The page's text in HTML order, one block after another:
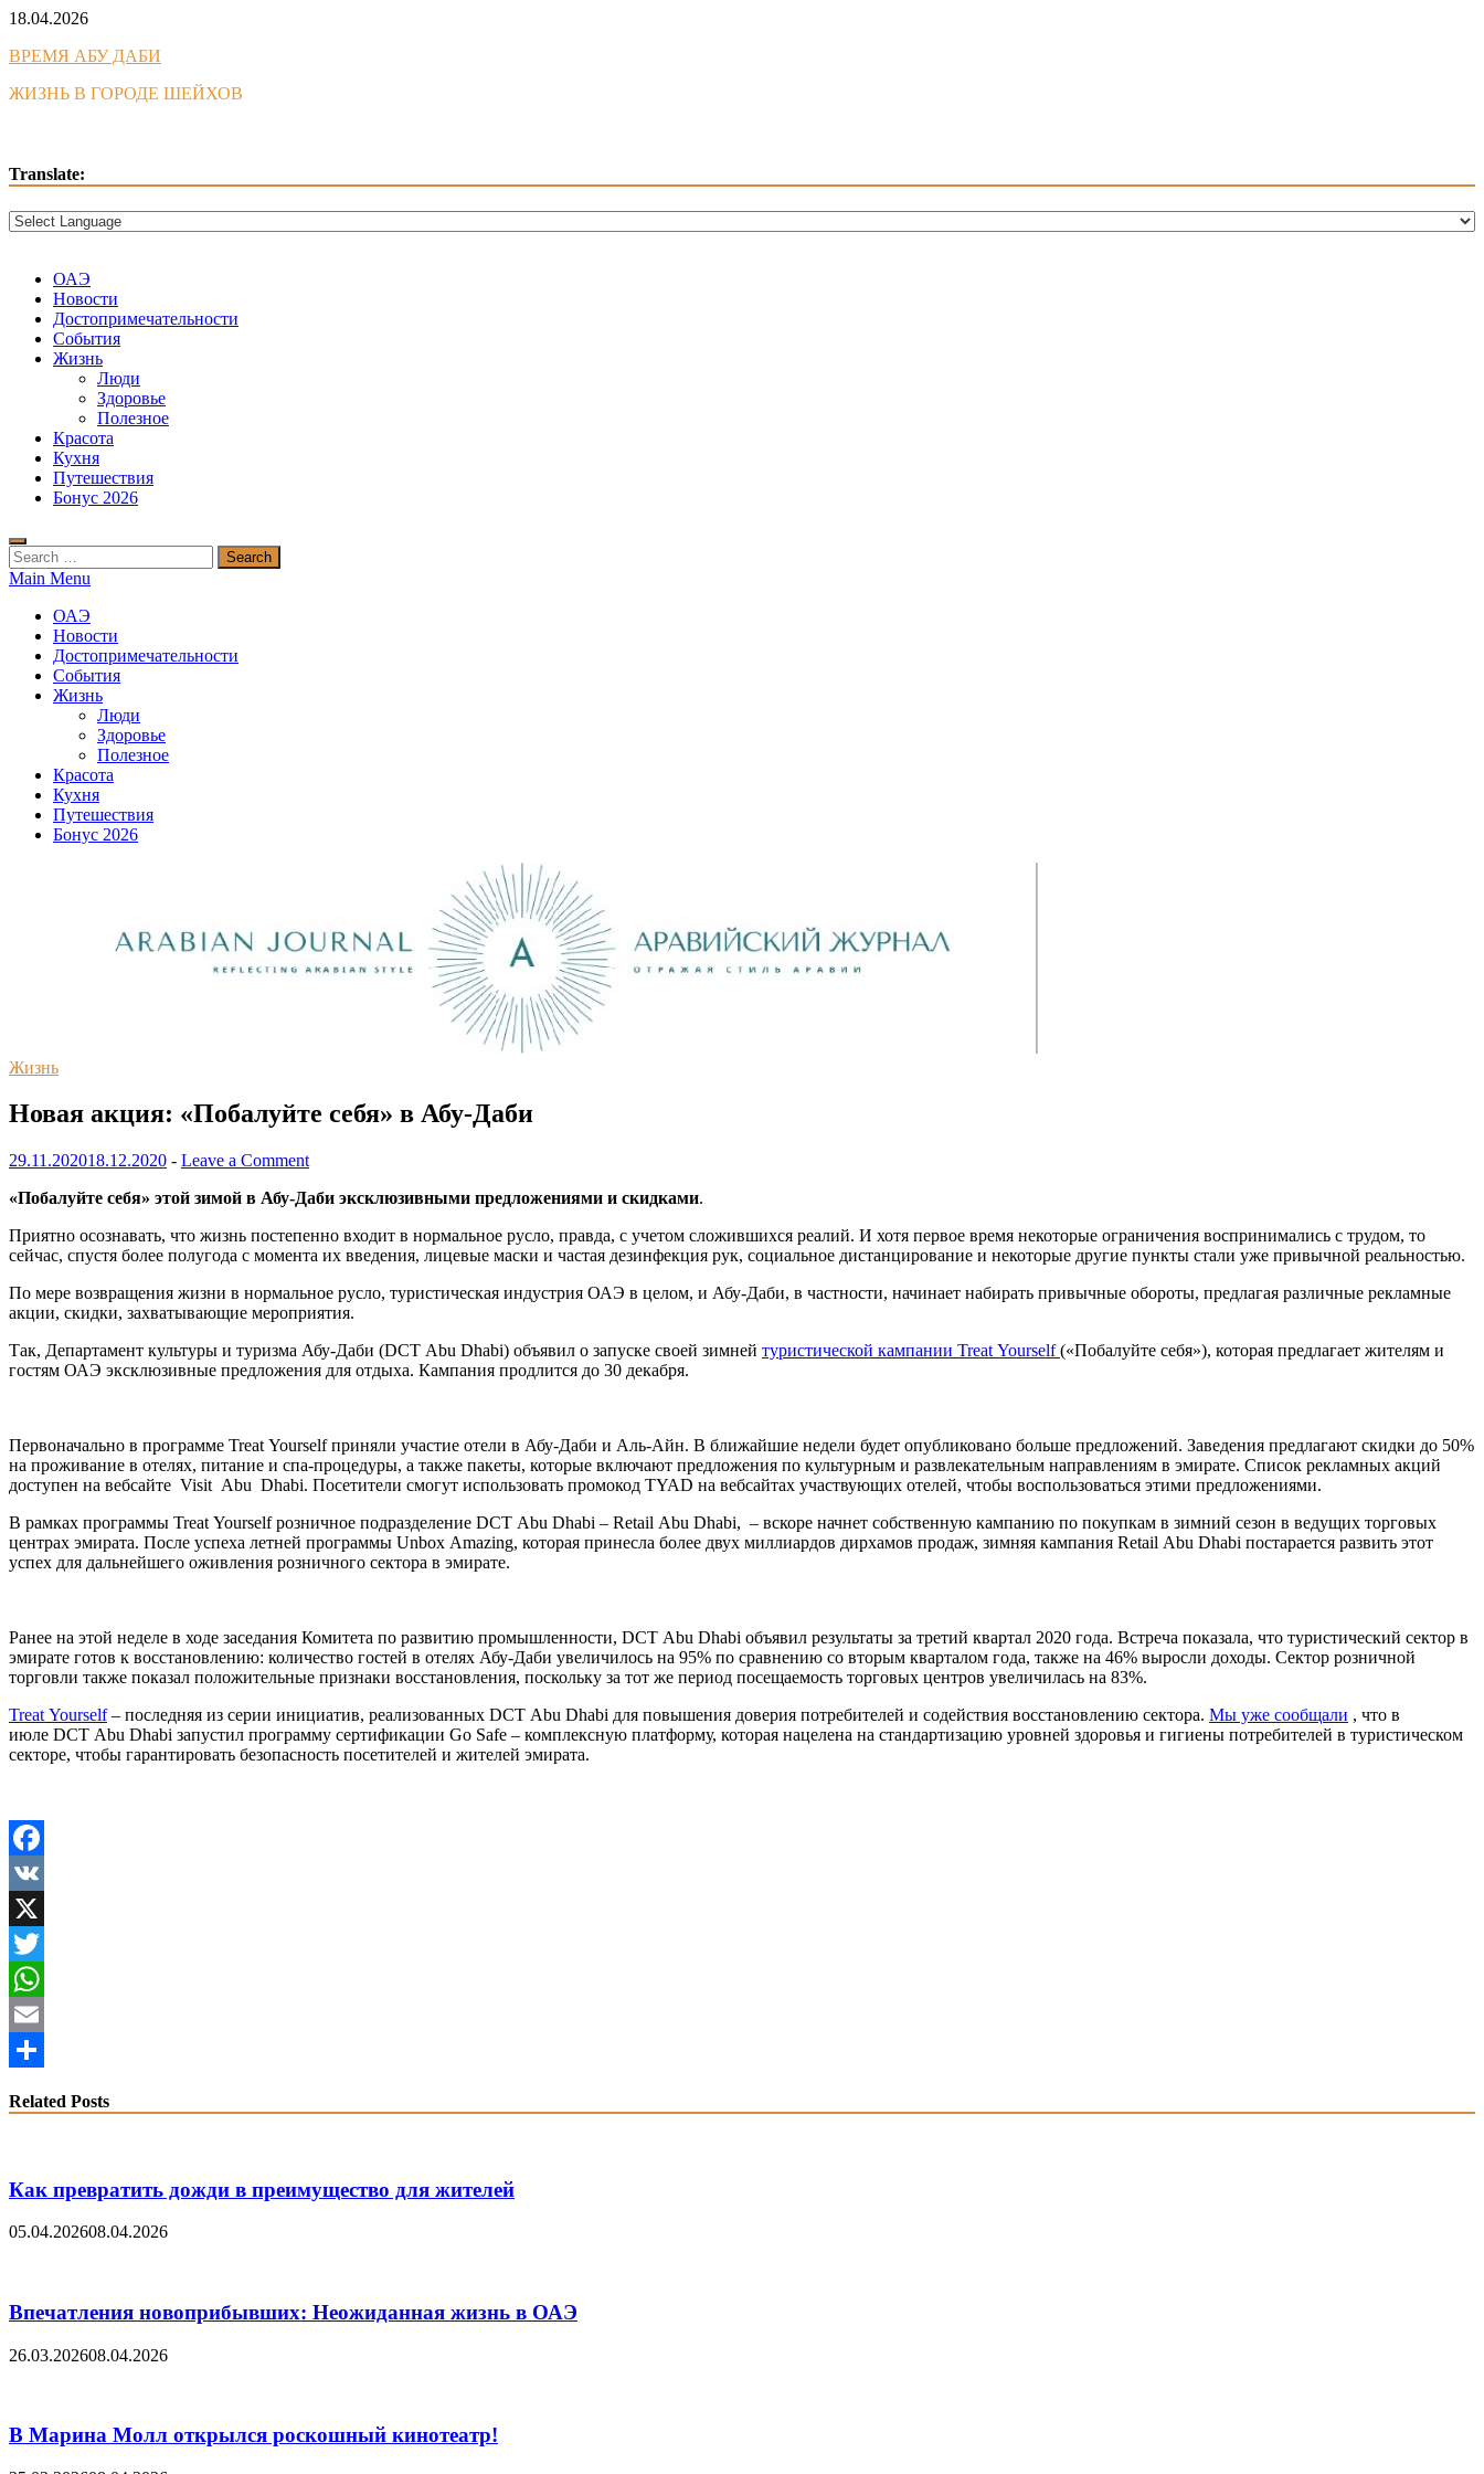
Skip
content
18.04.2026
ВРЕМЯ АБУ ДАБИ
ЖИЗНЬ В ГОРОДЕ ШЕЙХОВ
Translate:
ОАЭ
Новости
Достопримечательности
События
Жизнь
Люди
Здоровье
Полезное
Красота
Кухня
Путешествия
Бонус 2026
Search
for:
Main Menu
ОАЭ
Новости
Достопримечательности
События
Жизнь
Люди
Здоровье
Полезное
Красота
Кухня
Путешествия
Бонус 2026
Жизнь
Новая акция: «Побалуйте себя» в Абу-Даби
29.11.202018.12.2020 - Leave a Comment
«Побалуйте себя» этой зимой в Абу-Даби эксклюзивными предложениями и скидками.
Приятно осознавать, что жизнь постепенно входит в нормальное русло, правда, с учетом сложившихся реалий. И хотя первое время некоторые ограничения воспринимались с трудом, то
сейчас, спустя более полугода с момента их введения, лицевые маски и частая дезинфекция рук, социальное дистанцирование и некоторые другие пункты стали уже привычной реальностью.
По мере возвращения жизни в нормальное русло, туристическая индустрия ОАЭ в целом, и Абу-Даби, в частности, начинает набирать привычные обороты, предлагая различные рекламные
акции, скидки, захватывающие мероприятия.
Так, Департамент культуры и туризма Абу-Даби (DCT Abu Dhabi) объявил о запуске своей зимней туристической кампании Treat Yourself(«Побалуйте себя»), которая предлагает жителям и
гостям ОАЭ эксклюзивные предложения для отдыха. Кампания продлится до 30 декабря.
Первоначально в программе Treat Yourself приняли участие отели в Абу-Даби и Аль-Айн. В ближайшие недели будет опубликовано больше предложений. Заведения предлагают скидки до 50%
на проживание в отелях, питание и спа-процедуры, а также пакеты, которые включают предложения по культурным и развлекательным направлениям в эмирате. Список рекламных акций
доступен на вебсайте Visit Abu Dhabi. Посетители смогут использовать промокод TYAD на вебсайтах участвующих отелей, чтобы воспользоваться этими предложениями.
В рамках программы Treat Yourself розничное подразделение DCT Abu Dhabi – Retail Abu Dhabi, – вскоре начнет собственную кампанию по покупкам в зимний сезон в ведущих торговых
центрах эмирата. После успеха летней программы Unbox Amazing, которая принесла более двух миллиардов дирхамов продаж, зимняя кампания Retail Abu Dhabi постарается развить этот
успех для дальнейшего оживления розничного сектора в эмирате.
Ранее на этой неделе в ходе заседания Комитета по развитию промышленности, DCT Abu Dhabi объявил результаты за третий квартал 2020 года. Встреча показала, что туристический сектор в
эмирате готов к восстановлению: количество гостей в отелях Абу-Даби увеличилось на 95% по сравнению со вторым кварталом года, также на 46% выросли доходы. Сектор розничной
торговли также показал положительные признаки восстановления, поскольку за тот же период посещаемость торговых центров увеличилась на 83%.
Treat Yourself– последняя из серии инициатив, реализованных DCT Abu Dhabi для повышения доверия потребителей и содействия восстановлению сектора. Мы уже сообщали , что в
июле DCT Abu Dhabi запустил программу сертификации Go Safe – комплексную платформу, которая нацелена на стандартизацию уровней здоровья и гигиены потребителей в туристическом
секторе, чтобы гарантировать безопасность посетителей и жителей эмирата.
Facebook
VK
X
Twitter
WhatsApp
Email
Related Posts
Как превратить дожди в преимущество для жителей
05.04.202608.04.2026
Впечатления новоприбывших: Неожиданная жизнь в ОАЭ
26.03.202608.04.2026
В Марина Молл открылся роскошный кинотеатр!